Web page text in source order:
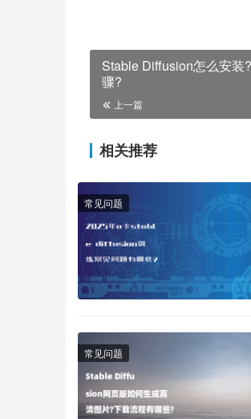
Stable Diffusion怎么安装
骤?
上一篇
相关推荐
常见问题
常见问题